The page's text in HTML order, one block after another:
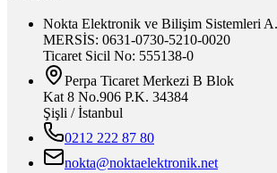
Nokta Elektronik ve Bilişim Sistemleri
MERSİS: 0631-0730-5210-0020
Ticaret Sicil No: 555138-0
Perpa Ticaret Merkezi B Blok
Kat 8 No.906 P.K. 34384
Şişli / İstanbul
0212 222 87 80
nokta@noktaelektronik.net